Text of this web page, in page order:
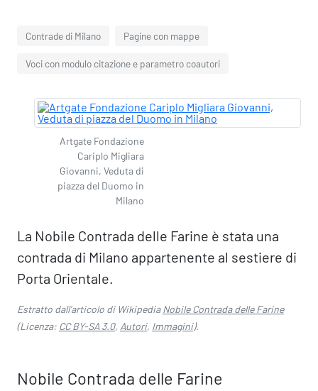
Contrade di Milano Pagine con mappe
Voci con modulo citazione e parametro coautori
Artgate Fondazione
Cariplo Migliara
Giovanni, Veduta di
piazza del Duomo in
Milano
La Nobile Contrada delle Farine è stata una
contrada di Milano appartenente al sestiere di
Porta Orientale.
Estratto dall'articolo di WikipediaNobile Contrada delle Farine
(Licenza: CC BY-SA 3.0, Autori, Immagini).
Nobile Contrada delle Farine